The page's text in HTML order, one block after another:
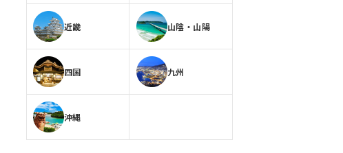
近畿 山陰・山陽
四国 九州
沖縄